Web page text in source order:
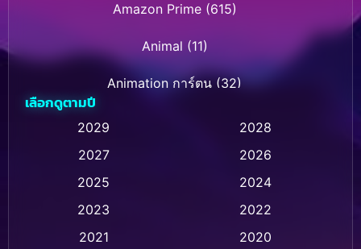
Amazon Prime(615)
Animal (11)
Animation การ์ตูน (32)
Animation การ์ตูน (28)
Animation การ์ตูน (237)
Animation แอนิเมชัน (1)
เลือกดูตามปี
2029
2028
2027
2026
2025
2024
2023
2022
2021
2020